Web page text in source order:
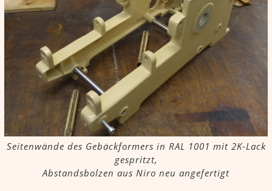
Seitenwände des Gebäckformers in RAL 1001 mit 2K-Lack
gespritzt,
Abstandsbolzen aus Niro neu angefertigt